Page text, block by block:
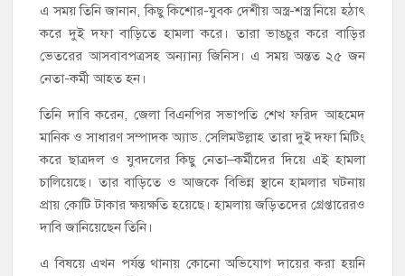
এ সময় তিনি জানান, কিছু কিশোর-যুবক দেশীয় অস্ত্র-শস্ত্র নিয়ে হঠাৎ
করে দুই দফা বাড়িতে হামলা করে। তারা ভাঙচুর করে বাড়ির
ভেতরের আসবাবপত্রসহ অন্যান্য জিনিস। এ সময় অন্তত ২৫ জন
নেতা-কর্মী আহত হন।
তিনি দাবি করেন, জেলা বিএনপির সভাপতি শেখ ফরিদ আহমেদ
মানিক ও সাধারণ সম্পাদক অ্যাড. সেলিমউল্লাহ তারা দুই দফা মিটিং
করে ছাত্রদল ও যুবদলের কিছু নেতা–কর্মীদের দিয়ে এই হামলা
চালিয়েছে। তার বাড়িতে ও আজকে বিভিন্ন স্থানে হামলার ঘটনায়
প্রায় কোটি টাকার ক্ষয়ক্ষতি হয়েছে। হামলায় জড়িতদের গ্রেপ্তারেরও
দাবি জানিয়েছেন তিনি।
এ বিষয়ে এখন পর্যন্ত থানায় কোনো অভিযোগ দায়ের করা হয়নি